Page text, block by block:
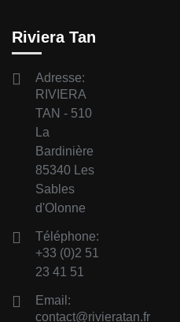
Riviera Tan
Adresse:
RIVIERA
TAN - 510
La
Bardinière
85340 Les
Sables
d'Olonne
Téléphone:
+33 (0)2 51
23 41 51
Email:
contact@rivieratan.fr